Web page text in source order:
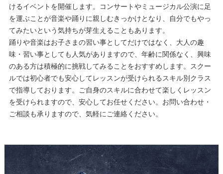
けるイベントを開催します。コンサートやミュージカル公演に足
を運ぶことが音楽や踊りに親しむきっかけとなり、自分でもやっ
てみたいという気持ちが芽生えることもあります。
踊りや音楽はお子さまの習い事としてだけではなく、大人の趣
味・習い事としても人気がありますので、年齢に関係なく、興味
のある方は積極的に挑戦してみることをおすすめします。スクー
ルでは初心者でも安心してレッスンが受けられるスキル別クラス
で指導しております。ご自身のスキルに合わせて楽しくレッスン
を受けられますので、安心してお任せください。お問い合わせ・
ご相談も承りますので、気軽にご連絡ください。